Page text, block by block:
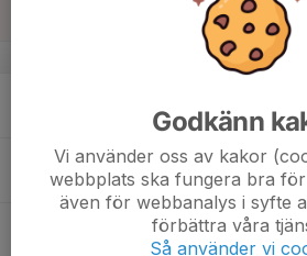
v.12
Godkänn
Vi använder oss av kakor
webbplats ska fungera bra för
även för webbanalys i syfte
förbättra våra
Så använder vi